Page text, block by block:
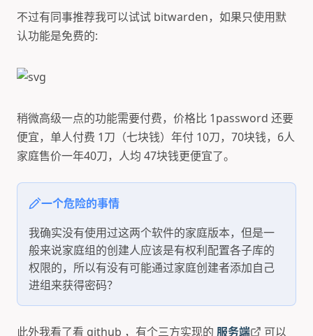
不过有同事推荐我可以试试 bitwarden，如果只使用默
认功能是免费的:
稍微高级一点的功能需要付费，价格比 1password 还要
便宜，单人付费 1刀（七块钱）年付 10刀，70块钱，6人
家庭售价一年40刀，人均 47块钱更便宜了。
一个危险的事情
我确实没有使用过这两个软件的家庭版本，但是一
般来说家庭组的创建人应该是有权利配置各子库的
权限的，所以有没有可能通过家庭创建者添加自己
进组来获得密码？
此外我看了看 github ，有个三方实现的 服务端 可以